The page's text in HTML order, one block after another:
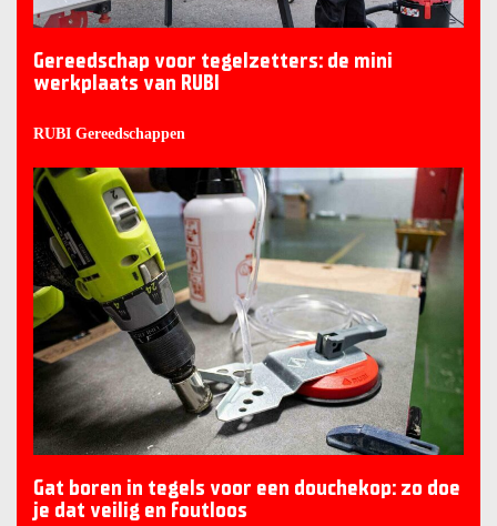
Gereedschap voor tegelzetters: de mini
werkplaats van RUBI
RUBI Gereedschappen
Gat boren in tegels voor een douchekop: zo doe
je dat veilig en foutloos